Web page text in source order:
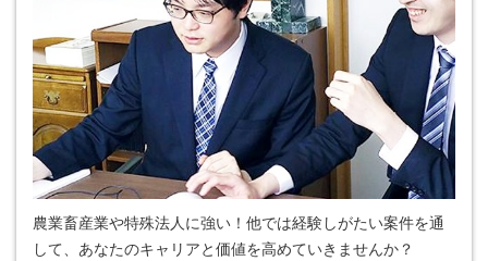
農業畜産業や特殊法人に強い！他では経験しがたい案件を通
して、あなたのキャリアと価値を高めていきませんか？